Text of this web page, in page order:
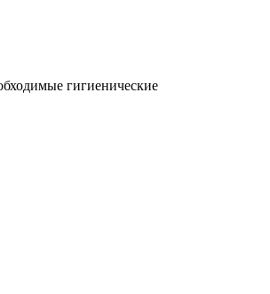
гигиенические